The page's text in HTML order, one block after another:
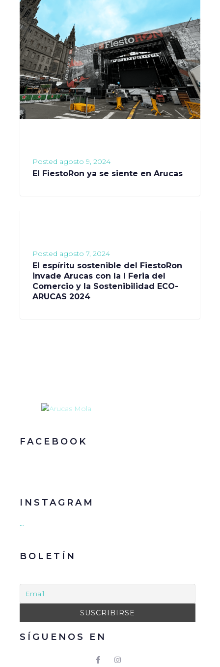
Posted agosto 9, 2024
El FiestoRon ya se siente en Arucas
Posted agosto 7, 2024
El espíritu sostenible del FiestoRon
invade Arucas con la I Feria del
Comercio y la Sostenibilidad ECO-
ARUCAS 2024
FACEBOOK
INSTAGRAM
…
BOLETÍN
SÍGUENOS EN